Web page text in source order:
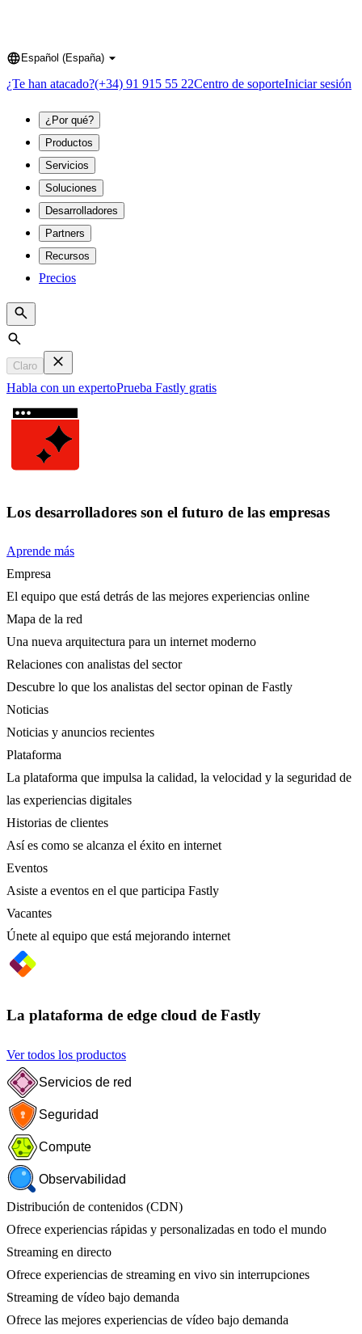
Language
Español (España)
¿Te han atacado?(+34) 91 915 55 22Centro de soporteIniciar sesión
¿Por qué?
Productos
Servicios
Soluciones
Desarrolladores
Partners
Recursos
Precios
Search
Claro
Habla con un expertoPrueba Fastly gratis
Los desarrolladores son el futuro de las empresas
Aprende más
Empresa
El equipo que está detrás de las mejores experiencias online
Mapa de la red
Una nueva arquitectura para un internet moderno
Relaciones con analistas del sector
Descubre lo que los analistas del sector opinan de Fastly
Noticias
Noticias y anuncios recientes
Plataforma
La plataforma que impulsa la calidad, la velocidad y la seguridad de
las experiencias digitales
Historias de clientes
Así es como se alcanza el éxito en internet
Eventos
Asiste a eventos en el que participa Fastly
Vacantes
Únete al equipo que está mejorando internet
La plataforma de edge cloud de Fastly
Ver todos los productos
Servicios de red
Seguridad
Compute
Observabilidad
Distribución de contenidos (CDN)
Ofrece experiencias rápidas y personalizadas en todo el mundo
Streaming en directo
Ofrece experiencias de streaming en vivo sin interrupciones
Streaming de vídeo bajo demanda
Ofrece las mejores experiencias de vídeo bajo demanda